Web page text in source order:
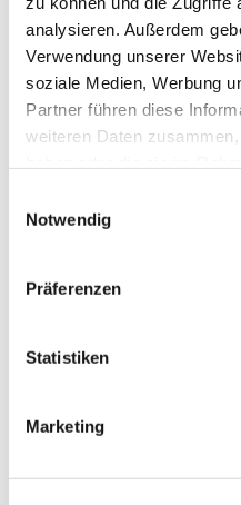
analysieren. Außerdem
Verwendung unserer
soziale Medien, Werbung
Partner führen diese
weiteren Daten
Notwendig
Präferenzen
Statistiken
Marketing